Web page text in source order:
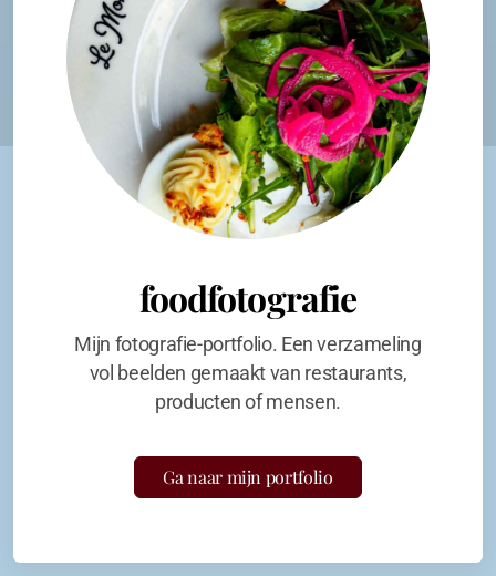
foodfotografie
Mijn fotografie-portfolio. Een verzameling
vol beelden gemaakt van restaurants,
producten of mensen.
Ga naar mijn portfolio